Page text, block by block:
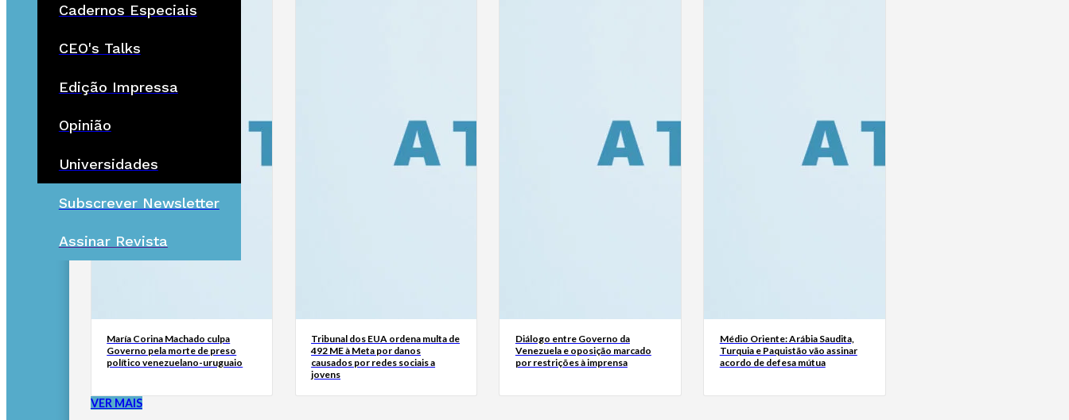
Cadernos Especiais
CEO's Talks
Edição Impressa
Opinião
Universidades
Subscrever Newsletter
Assinar Revista
María Corina Machado culpa
Governo pela morte de preso
político venezuelano-uruguaio
Tribunal dos EUA ordena multa de
492 ME à Meta por danos
causados por redes sociais a
jovens
Diálogo entre Governo da
Venezuela e oposição marcado
por restrições à imprensa
Médio Oriente: Arábia Saudita,
Turquia e Paquistão vão assinar
acordo de defesa mútua
VER MAIS